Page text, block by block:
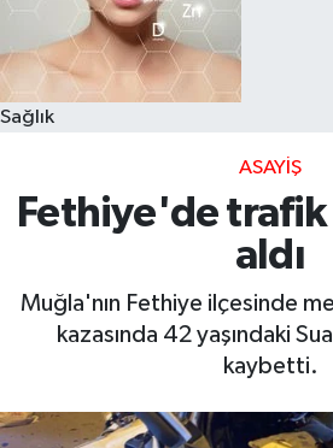
Sağlık
ASAYIŞ
Fethiye'de trafik
aldı
Muğla'nın Fethiye ilçesinde
kazasında 42 yaşındaki
kaybetti.